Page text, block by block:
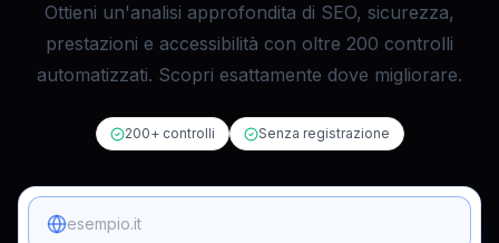
Ottieni un'analisi approfondita di SEO, sicurezza,
prestazioni e accessibilità con oltre 200 controlli
automatizzati. Scopri esattamente dove migliorare.
200+ controlli Senza registrazione